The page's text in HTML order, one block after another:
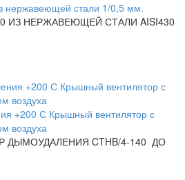
нержавеющей стали 1/0,5 мм.
ИЗ НЕРЖАВЕЮЩЕЙ СТАЛИ AISI430
+200 С Крышный вентилятор с
воздуха
CTHB/4-140 ДО